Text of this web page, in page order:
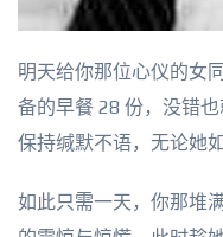
明天给你那位心仪的女
备的早餐 28 份，没错
保持缄默不语，无论她
如此只需一天，你那堆